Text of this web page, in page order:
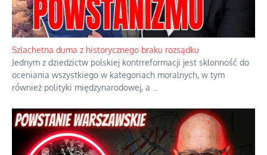
Ekspresowy kurs zbawienia z rodzinną katastrofą
Dramatyczne skutki skrajnej nadgorliwości we wspólnocie.